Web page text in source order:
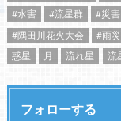
#水害
#流星群 #災害
#隅田川花火大会
#雨
惑星
月 流れ星 流
フォローする